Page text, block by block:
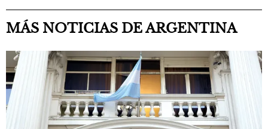
MÁS NOTICIAS DE ARGENTINA